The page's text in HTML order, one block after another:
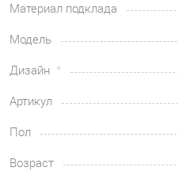
Материал подклада
Модель
Дизайн
Артикул
Пол
Возраст